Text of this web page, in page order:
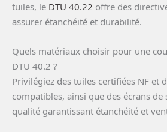
tuiles, le DTU 40.22 offre des
assurer étanchéité et durabilité.
Quels matériaux choisir pour une
DTU 40.2 ?
Privilégiez des tuiles certifiées NF et
compatibles, ainsi que des écrans
qualité garantissant étanchéité et